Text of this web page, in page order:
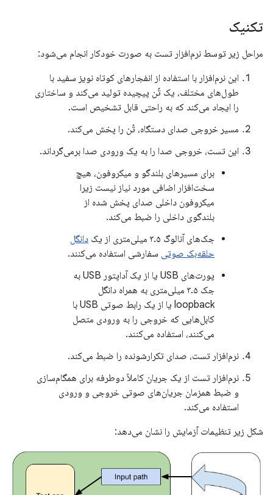
تکنیک
مراحل زیر توسط نرم‌افزار تست به صورت خودکار انجام می‌شود:
این نرم‌افزار با استفاده از انفجارهای کوتاه نویز سفید با
طول‌های مختلف، یک تُن پیچیده تولید می‌کند و ساختاری
را ایجاد می‌کند که به راحتی قابل تشخیص است.
مسیر خروجی صدای دستگاه، تُن را پخش می‌کند.
این تست، خروجی صدا را به یک ورودی صدا برمی‌گرداند.
برای مسیرهای بلندگو و میکروفون، هیچ
سخت‌افزار اضافی مورد نیاز نیست زیرا
میکروفون داخلی صدای پخش شده از
بلندگوی داخلی را ضبط می‌کند.
جک‌های آنالوگ ۳.۵ میلی‌متری از یک
دانگل
حلقه‌بک صوتی سفارشی استفاده می‌کنند.
پورت‌های USB یا از یک آداپتور USB به
جک ۳.۵ میلی‌متری به همراه دانگل
loopback یا از یک رابط صوتی USB با
کابل‌هایی که خروجی را به ورودی متصل
می‌کنند، استفاده می‌کنند.
نرم‌افزار تست، صدای تکرارشونده را ضبط می‌کند.
نرم‌افزار تست از یک جریان کاملاً دوطرفه برای همگام‌سازی
و ضبط همزمان جریان‌های صوتی خروجی و ورودی
استفاده می‌کند.
شکل زیر تنظیمات آزمایش را نشان می‌دهد: